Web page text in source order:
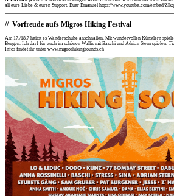
all eure Liebe & euren Support. Euer Emanuel https://www.youtube.com/embed/
Vorfreude aufs Migros Hiking Festival
Am 17./18.7 heisst es Wanderschuhe anschnallen. Mit wundervollen Künstlern
Bergen. Ich darf für euch im schönen Wallis mit Baschi und Adrian Stern spielen.
Infos findet ihr unter www.migroshikingsounds.ch